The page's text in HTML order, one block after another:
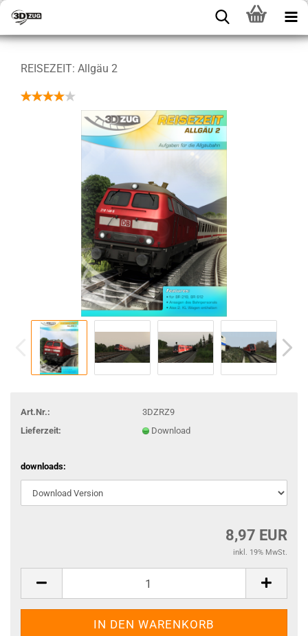
REISEZEIT: Allgäu 2
Art.Nr.:
3DZRZ9
Lieferzeit:
Download
downloads:
8,97 EUR
inkl. 19% MwSt.